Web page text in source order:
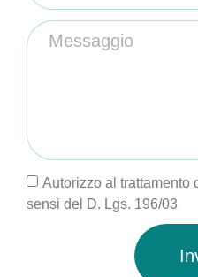
Autorizzo al trattamento
sensi del D. Lgs. 196/03